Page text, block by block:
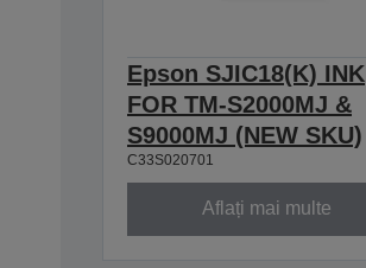
Epson SJIC18(K) INK
FOR TM-S2000MJ &
S9000MJ (NEW SKU)
C33S020701
Aflați mai multe